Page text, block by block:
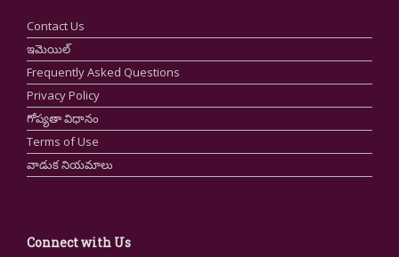
Contact Us
ఇమెయిల్
Frequently Asked Questions
Privacy Policy
గోప్యతా విధానం
Terms of Use
వాడుక నియమాలు
Connect with Us